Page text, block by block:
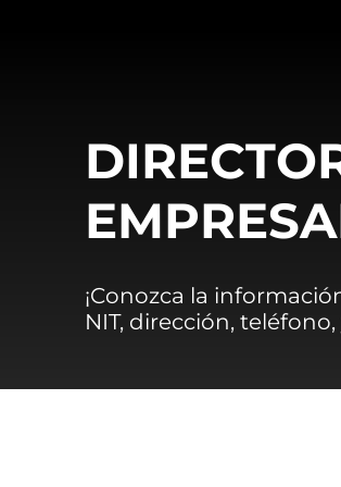
¡Conozca la
NIT, dirección,